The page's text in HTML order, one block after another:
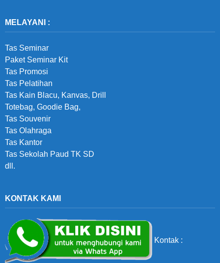
MELAYANI :
Tas Seminar
Paket Seminar Kit
Tas Promosi
Tas Pelatihan
Tas Kain Blacu, Kanvas, Drill
Totebag, Goodie Bag,
Tas Souvenir
Tas Olahraga
Tas Kantor
Tas Sekolah Paud TK SD
dll.
KONTAK KAMI
Kontak :